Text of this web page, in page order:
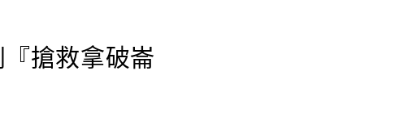
搶救拿破崙